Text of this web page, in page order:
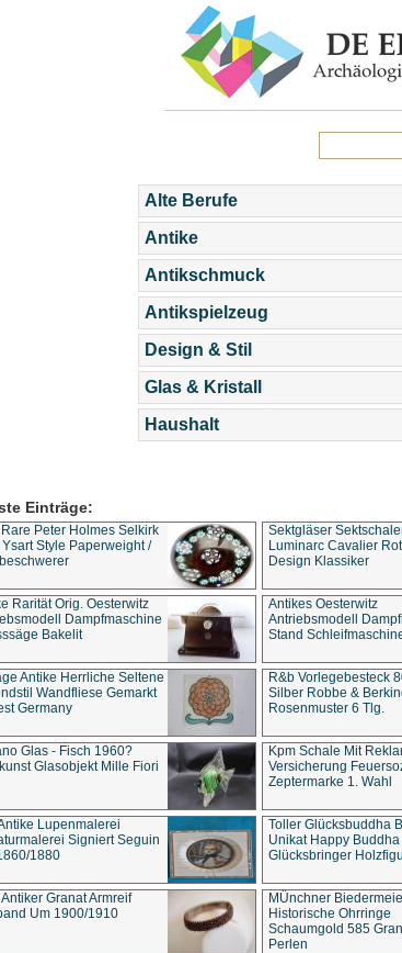
Alte Berufe
Antike
Antikschmuck
Antikspielzeug
Design & Stil
Glas & Kristall
Haushalt
Einträge:
Peter Holmes Selkirk
Ysart Style Paperweight /
Sektgläser
Luminarc Cavalier
Design Klassiker
Rarität Orig. Oesterwitz
Dampfmaschine
Bakelit
Antikes Oesterwitz
Antriebsmodell
Stand
Antike Herrliche Seltene
Wandfliese Gemarkt
Germany
R&b Vorlegebesteck
Silber Robbe &
Rosenmuster 6 Tlg.
Glas - Fisch 1960?
Glasobjekt Mille Fiori
Kpm Schale Mit
Versicherung
Zeptermarke 1. Wahl
Lupenmalerei
Signiert Seguin
1880
Toller Glücksbuddha
Unikat Happy Buddha
Glücksbringer
Granat Armreif
Um 1900/1910
MÜnchner
Historische Ohrringe
Schaumgold 585
Perlen